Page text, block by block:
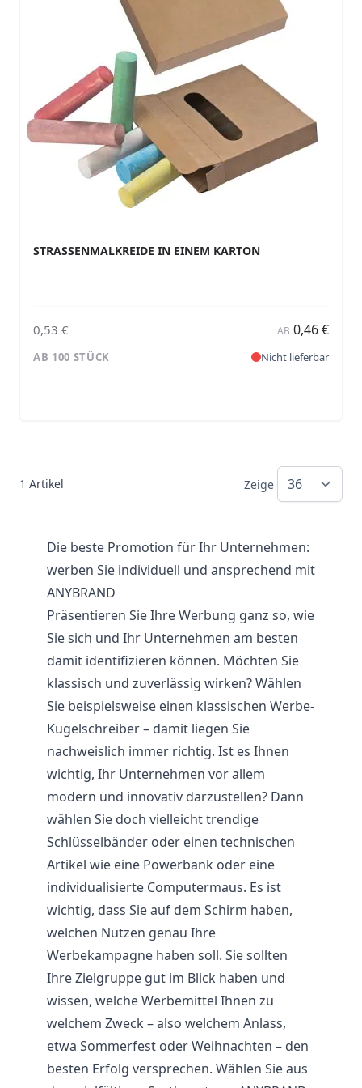
STRASSENMALKREIDE IN EINEM KARTON
0,53 € AB 0,46 €
AB 100 STÜCK Nicht lieferbar
1 Artikel Zeige
Die beste Promotion für Ihr Unternehmen:
werben Sie individuell und ansprechend mit
ANYBRAND
Präsentieren Sie Ihre Werbung ganz so, wie
Sie sich und Ihr Unternehmen am besten
damit identifizieren können. Möchten Sie
klassisch und zuverlässig wirken? Wählen
Sie beispielsweise einen klassischen Werbe-
Kugelschreiber – damit liegen Sie
nachweislich immer richtig. Ist es Ihnen
wichtig, Ihr Unternehmen vor allem
modern und innovativ darzustellen? Dann
wählen Sie doch vielleicht trendige
Schlüsselbänder oder einen technischen
Artikel wie eine Powerbank oder eine
individualisierte Computermaus. Es ist
wichtig, dass Sie auf dem Schirm haben,
welchen Nutzen genau Ihre
Werbekampagne haben soll. Sie sollten
Ihre Zielgruppe gut im Blick haben und
wissen, welche Werbemittel Ihnen zu
welchem Zweck – also welchem Anlass,
etwa Sommerfest oder Weihnachten – den
besten Erfolg versprechen. Wählen Sie aus